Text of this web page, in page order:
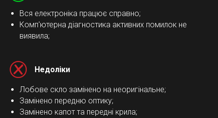
Вся електроніка працює справно;
Комп'ютерна діагностика активних помилок не
виявила;
Недоліки
Лобове скло замінено на неоригінальне;
Замінено передню оптику;
Замінено капот та передні крила;